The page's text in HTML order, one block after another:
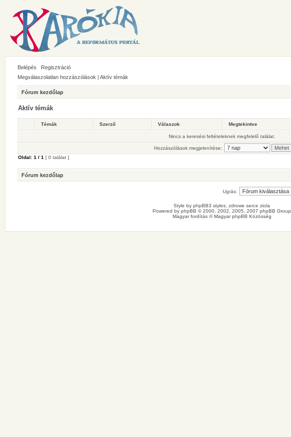
Belépés Regisztráció
Megválaszolatlan hozzászólások | Aktív témák
Fórum kezdőlap
Aktív témák
Témák Szerző Válaszok Megtekintve
Nincs a keresési feltételeknek megfelelő találat.
Hozzászólások megjelenítése:
Oldal: 1 / 1 [ 0 találat ]
Fórum kezdőlap
Ugrás:
Style by phpBB3 styles , zdrowe serce ziola
Powered by phpBB © 2000, 2002, 2005, 2007 phpBB Group
Magyar fordítás ©Magyar phpBB Közösség